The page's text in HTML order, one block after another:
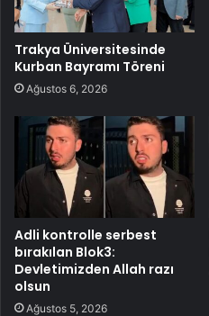
Trakya Üniversitesinde
Kurban Bayramı Töreni
Ağustos 6, 2026
Adli kontrolle serbest
bırakılan Blok3:
Devletimizden Allah razı
olsun
Ağustos 5, 2026